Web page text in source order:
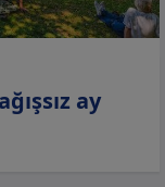
ay